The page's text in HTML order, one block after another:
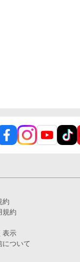
約
規約
表示
ついて